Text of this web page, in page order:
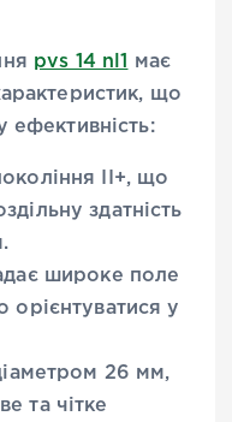
pvs 14 nl1
має
що
ефективність:
II+, що
здатність
широке поле
орієнтуватися у
26 мм,
та чітке